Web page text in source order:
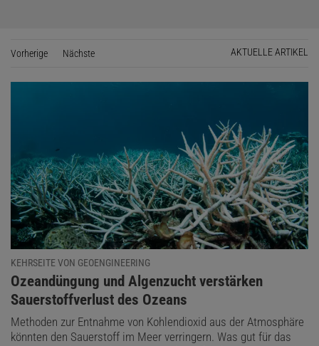
Vorherige SeiteNächste AKTUELLE ARTIKEL
KEHRSEITE VON GEOENGINEERING
:
Ozeandüngung und Algenzucht verstärken
Sauerstoffverlust des Ozeans
Methoden zur Entnahme von Kohlendioxid aus der Atmosphäre
könnten den Sauerstoff im Meer verringern. Was gut für das